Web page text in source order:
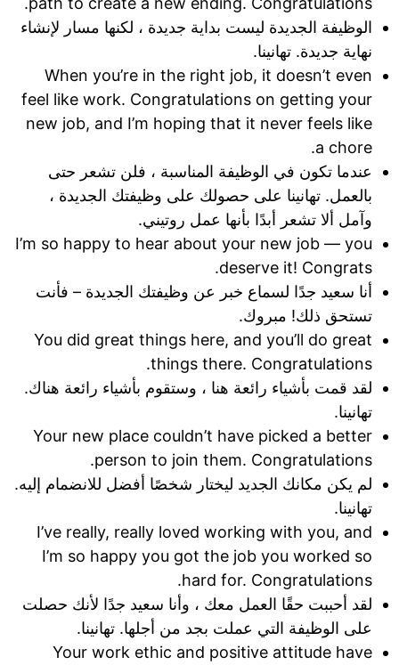
الوظيفة الجديدة ليست بداية جديدة ، لكنها مسار لإنشاء
نهاية جديدة. تهانينا.
When you’re in the right job, it doesn’t even
feel like work. Congratulations on getting your
new job, and I’m hoping that it never feels like
a chore.
عندما تكون في الوظيفة المناسبة ، فلن تشعر حتى
بالعمل. تهانينا على حصولك على وظيفتك الجديدة ،
وآمل ألا تشعر أبدًا بأنها عمل روتيني.
I’m so happy to hear about your new job — you
deserve it! Congrats.
أنا سعيد جدًا لسماع خبر عن وظيفتك الجديدة – فأنت
تستحق ذلك! مبروك.
You did great things here, and you’ll do great
things there. Congratulations.
لقد قمت بأشياء رائعة هنا ، وستقوم بأشياء رائعة هناك.
تهانينا.
Your new place couldn’t have picked a better
person to join them. Congratulations.
لم يكن مكانك الجديد ليختار شخصًا أفضل للانضمام إليه.
تهانينا.
I’ve really, really loved working with you, and
I’m so happy you got the job you worked so
hard for. Congratulations.
لقد أحببت حقًا العمل معك ، وأنا سعيد جدًا لأنك حصلت
على الوظيفة التي عملت بجد من أجلها. تهانينا.
Your work ethic and positive attitude have